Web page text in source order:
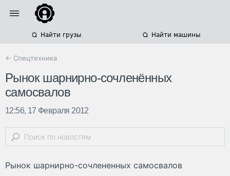
Найти грузы Найти машины
← Спецтехника
Рынок шарнирно-сочленённых
самосвалов
12:56, 17 Февраля 2012
Рынок шарнирно-сочлененных самосвалов